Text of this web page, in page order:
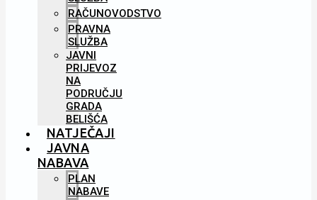
RAČUNOVODSTVO
PRAVNA
SLUŽBA
JAVNI
PRIJEVOZ
NA
PODRUČJU
GRADA
BELIŠĆA
NATJEČAJI
JAVNA
NABAVA
PLAN
NABAVE